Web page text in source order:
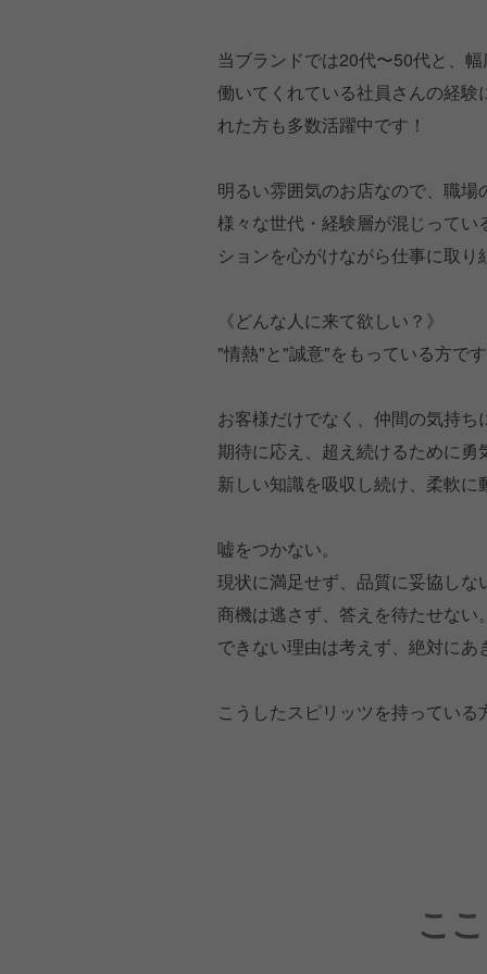
当ブランドでは20代〜50代と、
働いてくれている社員さんの経
れた方も多数活躍中です！
明るい雰囲気のお店なので、職
様々な世代・経験層が混じって
ションを心がけながら仕事に取
《どんな人に来て欲しい？》
"情熱"と"誠意"をもっている方で
お客様だけでなく、仲間の気持ち
期待に応え、超え続けるために
新しい知識を吸収し続け、柔軟に
嘘をつかない。
現状に満足せず、品質に妥協しな
商機は逃さず、答えを待たせない
できない理由は考えず、絶対にあ
こうしたスピリッツを持ってい
こ